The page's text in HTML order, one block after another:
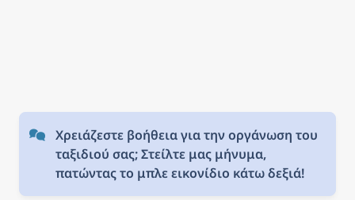
Χρειάζεστε βοήθεια για την οργάνωση του
ταξιδιού σας; Στείλτε μας μήνυμα,
πατώντας το μπλε εικονίδιο κάτω δεξιά!